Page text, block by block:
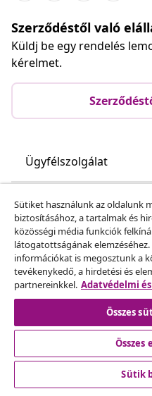
Szerződéstől való
Küldj be egy rendelés
kérelmet.
Ügyfélszolgálat
Üzlet
vidaXL
Fedezz fel többet
Sütiket használunk az oldalunk
biztosításához, a tartalmak és
közösségi média funkciók
látogatottságának
információkat is megosztunk a
tevékenykedő, a hirdetési és
partnereinkkel. Adatvédelmi
Összes
Összes
Sütik